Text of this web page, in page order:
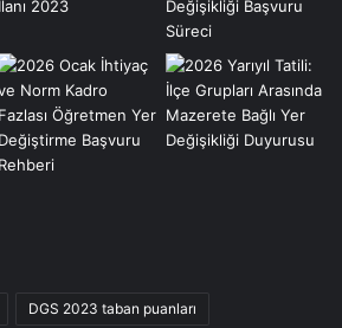
DGS 2023 taban puanları